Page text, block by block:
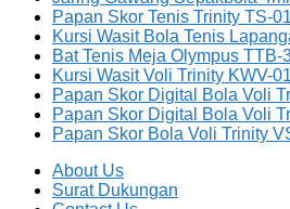
Papan Skor Tenis Trinity TS-01
Kursi Wasit Bola Tenis
Bat Tenis Meja Olympus TTB-
Kursi Wasit Voli Trinity KWV-01
Papan Skor Digital Bola Voli
Papan Skor Digital Bola Voli
Papan Skor Bola Voli Trinity
About Us
Surat Dukungan